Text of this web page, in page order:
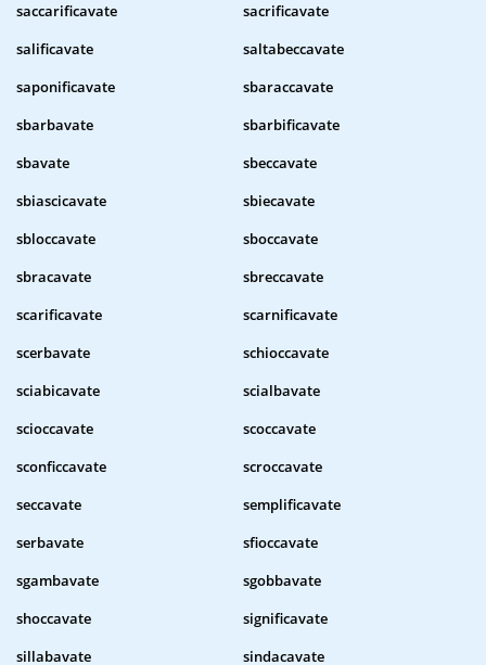
saccarificavate
sacrificavate
salificavate
saltabeccavate
saponificavate
sbaraccavate
sbarbavate
sbarbificavate
sbavate
sbeccavate
sbiascicavate
sbiecavate
sbloccavate
sboccavate
sbracavate
sbreccavate
scarificavate
scarnificavate
scerbavate
schioccavate
sciabicavate
scialbavate
scioccavate
scoccavate
sconficcavate
scroccavate
seccavate
semplificavate
serbavate
sfioccavate
sgambavate
sgobbavate
shoccavate
significavate
sillabavate
sindacavate